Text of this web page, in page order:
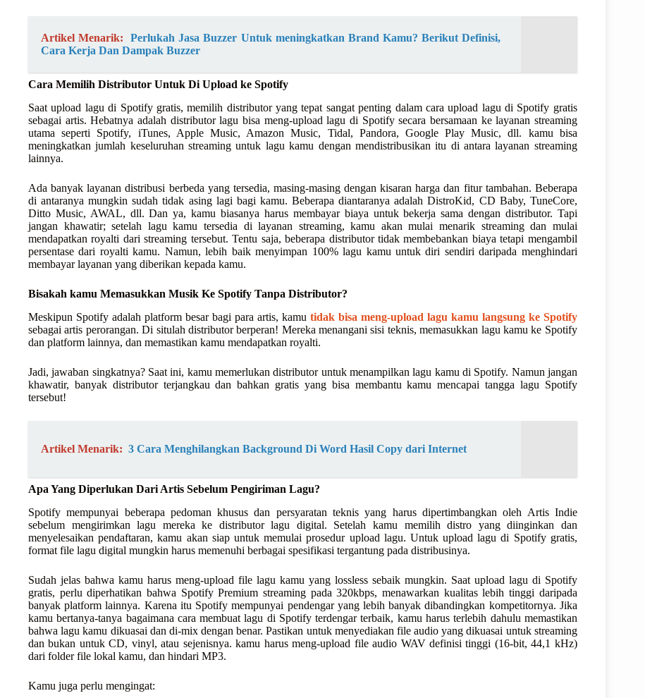
Artikel Menarik:
Perlukah Jasa Buzzer Untuk meningkatkan Brand Kamu? Berikut Definisi,
Cara Kerja Dan Dampak Buzzer
Cara Memilih Distributor Untuk Di Upload ke Spotify
Saat upload lagu di Spotify gratis, memilih distributor yang tepat sangat penting dalam cara upload lagu di Spotify gratis
sebagai artis. Hebatnya adalah distributor lagu bisa meng-upload lagu di Spotify secara bersamaan ke layanan streaming
utama seperti Spotify, iTunes, Apple Music, Amazon Music, Tidal, Pandora, Google Play Music, dll. kamu bisa
meningkatkan jumlah keseluruhan streaming untuk lagu kamu dengan mendistribusikan itu di antara layanan streaming
lainnya.
Ada banyak layanan distribusi berbeda yang tersedia, masing-masing dengan kisaran harga dan fitur tambahan. Beberapa
di antaranya mungkin sudah tidak asing lagi bagi kamu. Beberapa diantaranya adalah DistroKid, CD Baby, TuneCore,
Ditto Music, AWAL, dll. Dan ya, kamu biasanya harus membayar biaya untuk bekerja sama dengan distributor. Tapi
jangan khawatir; setelah lagu kamu tersedia di layanan streaming, kamu akan mulai menarik streaming dan mulai
mendapatkan royalti dari streaming tersebut. Tentu saja, beberapa distributor tidak membebankan biaya tetapi mengambil
persentase dari royalti kamu. Namun, lebih baik menyimpan 100% lagu kamu untuk diri sendiri daripada menghindari
membayar layanan yang diberikan kepada kamu.
Bisakah kamu Memasukkan Musik Ke Spotify Tanpa Distributor?
Meskipun Spotify adalah platform besar bagi para artis, kamu tidak bisa meng-upload lagu kamu langsung ke Spotify
sebagai artis perorangan. Di situlah distributor berperan! Mereka menangani sisi teknis, memasukkan lagu kamu ke Spotify
dan platform lainnya, dan memastikan kamu mendapatkan royalti.
Jadi, jawaban singkatnya? Saat ini, kamu memerlukan distributor untuk menampilkan lagu kamu di Spotify. Namun jangan
khawatir, banyak distributor terjangkau dan bahkan gratis yang bisa membantu kamu mencapai tangga lagu Spotify
tersebut!
Artikel Menarik: 3 Cara Menghilangkan Background Di Word Hasil Copy dari Internet
Apa Yang Diperlukan Dari Artis Sebelum Pengiriman Lagu?
Spotify mempunyai beberapa pedoman khusus dan persyaratan teknis yang harus dipertimbangkan oleh Artis Indie
sebelum mengirimkan lagu mereka ke distributor lagu digital. Setelah kamu memilih distro yang diinginkan dan
menyelesaikan pendaftaran, kamu akan siap untuk memulai prosedur upload lagu. Untuk upload lagu di Spotify gratis,
format file lagu digital mungkin harus memenuhi berbagai spesifikasi tergantung pada distribusinya.
Sudah jelas bahwa kamu harus meng-upload file lagu kamu yang lossless sebaik mungkin. Saat upload lagu di Spotify
gratis, perlu diperhatikan bahwa Spotify Premium streaming pada 320kbps, menawarkan kualitas lebih tinggi daripada
banyak platform lainnya. Karena itu Spotify mempunyai pendengar yang lebih banyak dibandingkan kompetitornya. Jika
kamu bertanya-tanya bagaimana cara membuat lagu di Spotify terdengar terbaik, kamu harus terlebih dahulu memastikan
bahwa lagu kamu dikuasai dan di-mix dengan benar. Pastikan untuk menyediakan file audio yang dikuasai untuk streaming
dan bukan untuk CD, vinyl, atau sejenisnya. kamu harus meng-upload file audio WAV definisi tinggi (16-bit, 44,1 kHz)
dari folder file lokal kamu, dan hindari MP3.
Kamu juga perlu mengingat: